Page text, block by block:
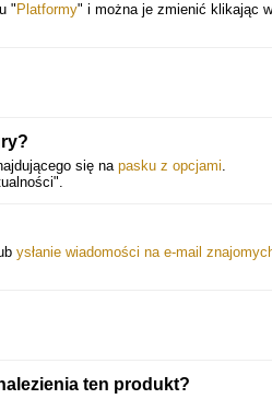
" Platformy" i można je zmienić klikając w
się napasku z opcjami.
ysłanie wiadomości na e-mail
ten produkt?